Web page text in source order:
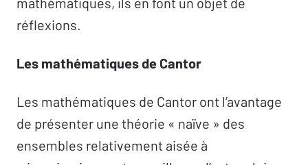
réflexions.
Les mathématiques de Cantor
Les mathématiques de Cantor ont l’avantage
de présenter une théorie « naïve » des
ensembles relativement aisée à